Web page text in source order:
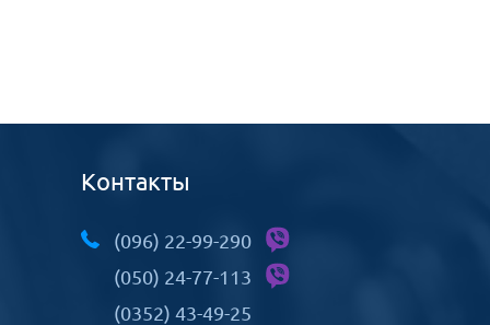
Контакты
(096) 22-99-290
(050) 24-77-113
(0352) 43-49-25